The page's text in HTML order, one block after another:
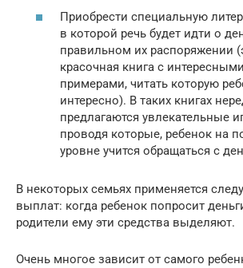
Приобрести специальную
в которой речь будет идти о
правильном их распоряжении
красочная книга с
примерами, читать которую
интересно). В таких книгах
предлагаются увлекательные
проводя которые, ребенок на
уровне учится обращаться с
В некоторых семьях применяется
выплат: когда ребенок попросит
родители ему эти средства выделяют.
Очень многое зависит от самого